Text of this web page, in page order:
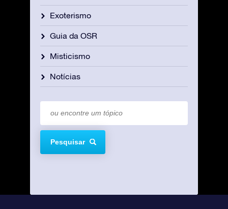
Exoterismo
Guia da OSR
Misticismo
Notícias
Pesquisar